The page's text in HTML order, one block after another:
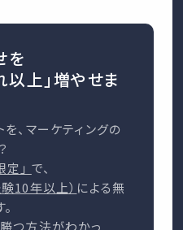
を
以上」増やせま
、マーケティングの
」 で、
10年以上） による無